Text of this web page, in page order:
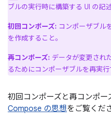
ブルの実行時に構築する UI の記述
初回コンポーズ: コンポーザブル
を作成すること。
再コンポーズ: データが変更され
るためにコンポーザブルを再実行
初回コンポーズと再コンポー
Compose の思想をご覧くだ